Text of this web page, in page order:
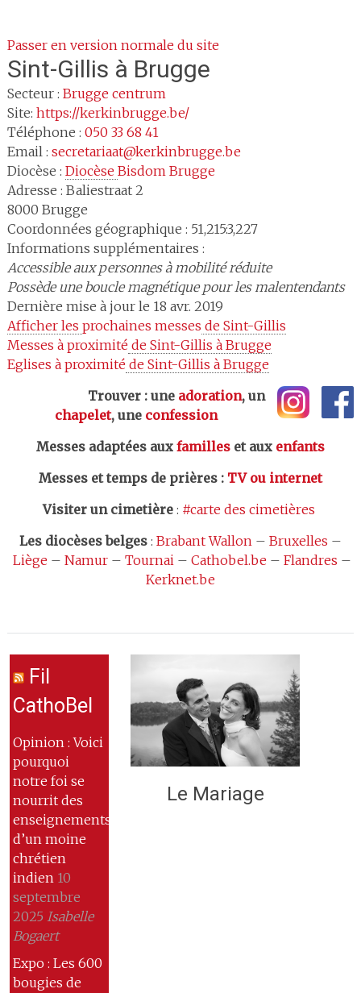
Passer en version normale du site
Sint-Gillis à Brugge
Secteur : Brugge centrum
Site: https://kerkinbrugge.be/
Téléphone : 050 33 68 41
Email : secretariaat@kerkinbrugge.be
Diocèse : Diocèse Bisdom Brugge
Adresse : Baliestraat 2
8000 Brugge
Coordonnées géographique : 51,215:3,227
Informations supplémentaires :
Accessible aux personnes à mobilité réduite
Possède une boucle magnétique pour les malentendants
Dernière mise à jour le 18 avr. 2019
Afficher les prochaines messes de Sint-Gillis
Messes à proximité de Sint-Gillis à Brugge
Eglises à proximité de Sint-Gillis à Brugge
Trouver : une adoration, un
chapelet, une confession
Messes adaptées aux familleset aux enfants
Messes et temps de prières: TV ou internet
Visiter un cimetière: #carte des cimetières
Les diocèses belges: Brabant Wallon– Bruxelles –
Liège – Namur– Tournai– Cathobel.be – Flandres –
Kerknet.be
Fil
CathoBel
Opinion : Voici
pourquoi
notre foi se
nourrit des
enseignements
d’un moine
chrétien
indien 10
septembre
2025 Isabelle
Bogaert
Expo : Les 600
bougies de
Le Mariage